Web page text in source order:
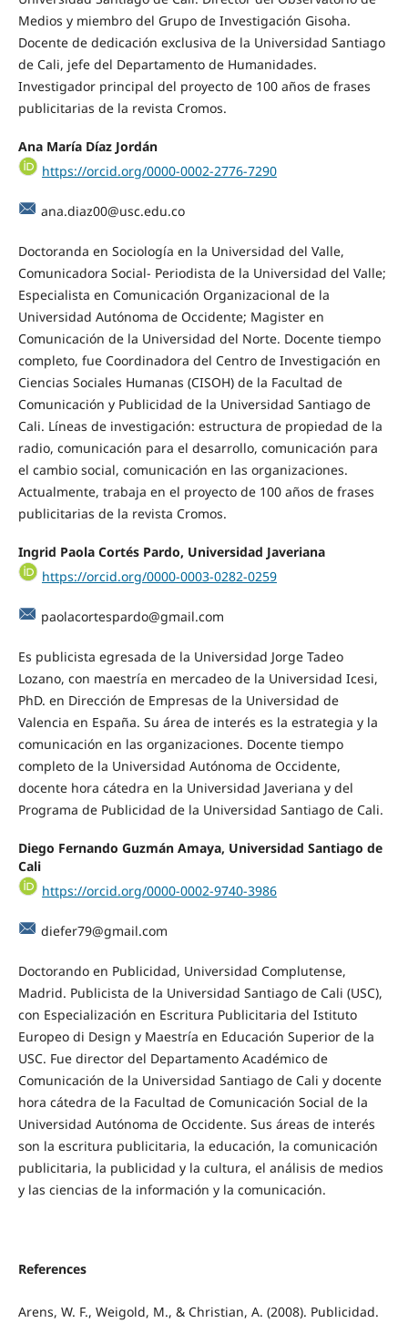
Medios y miembro del Grupo de Investigación Gisoha.
Docente de dedicación exclusiva de la Universidad Santiago
de Cali, jefe del Departamento de Humanidades.
Investigador principal del proyecto de 100 años de frases
publicitarias de la revista Cromos.
Ana María Díaz Jordán
https://orcid.org/0000-0002-2776-7290
ana.diaz00@usc.edu.co
Doctoranda en Sociología en la Universidad del Valle,
Comunicadora Social- Periodista de la Universidad del Valle;
Especialista en Comunicación Organizacional de la
Universidad Autónoma de Occidente; Magister en
Comunicación de la Universidad del Norte. Docente tiempo
completo, fue Coordinadora del Centro de Investigación en
Ciencias Sociales Humanas (CISOH) de la Facultad de
Comunicación y Publicidad de la Universidad Santiago de
Cali. Líneas de investigación: estructura de propiedad de la
radio, comunicación para el desarrollo, comunicación para
el cambio social, comunicación en las organizaciones.
Actualmente, trabaja en el proyecto de 100 años de frases
publicitarias de la revista Cromos.
Ingrid Paola Cortés Pardo, Universidad Javeriana
https://orcid.org/0000-0003-0282-0259
paolacortespardo@gmail.com
Es publicista egresada de la Universidad Jorge Tadeo
Lozano, con maestría en mercadeo de la Universidad Icesi,
PhD. en Dirección de Empresas de la Universidad de
Valencia en España. Su área de interés es la estrategia y la
comunicación en las organizaciones. Docente tiempo
completo de la Universidad Autónoma de Occidente,
docente hora cátedra en la Universidad Javeriana y del
Programa de Publicidad de la Universidad Santiago de Cali.
Diego Fernando Guzmán Amaya, Universidad Santiago de
Cali
https://orcid.org/0000-0002-9740-3986
diefer79@gmail.com
Doctorando en Publicidad, Universidad Complutense,
Madrid. Publicista de la Universidad Santiago de Cali (USC),
con Especialización en Escritura Publicitaria del Istituto
Europeo di Design y Maestría en Educación Superior de la
USC. Fue director del Departamento Académico de
Comunicación de la Universidad Santiago de Cali y docente
hora cátedra de la Facultad de Comunicación Social de la
Universidad Autónoma de Occidente. Sus áreas de interés
son la escritura publicitaria, la educación, la comunicación
publicitaria, la publicidad y la cultura, el análisis de medios
y las ciencias de la información y la comunicación.
References
Arens, W. F., Weigold, M., & Christian, A. (2008). Publicidad.